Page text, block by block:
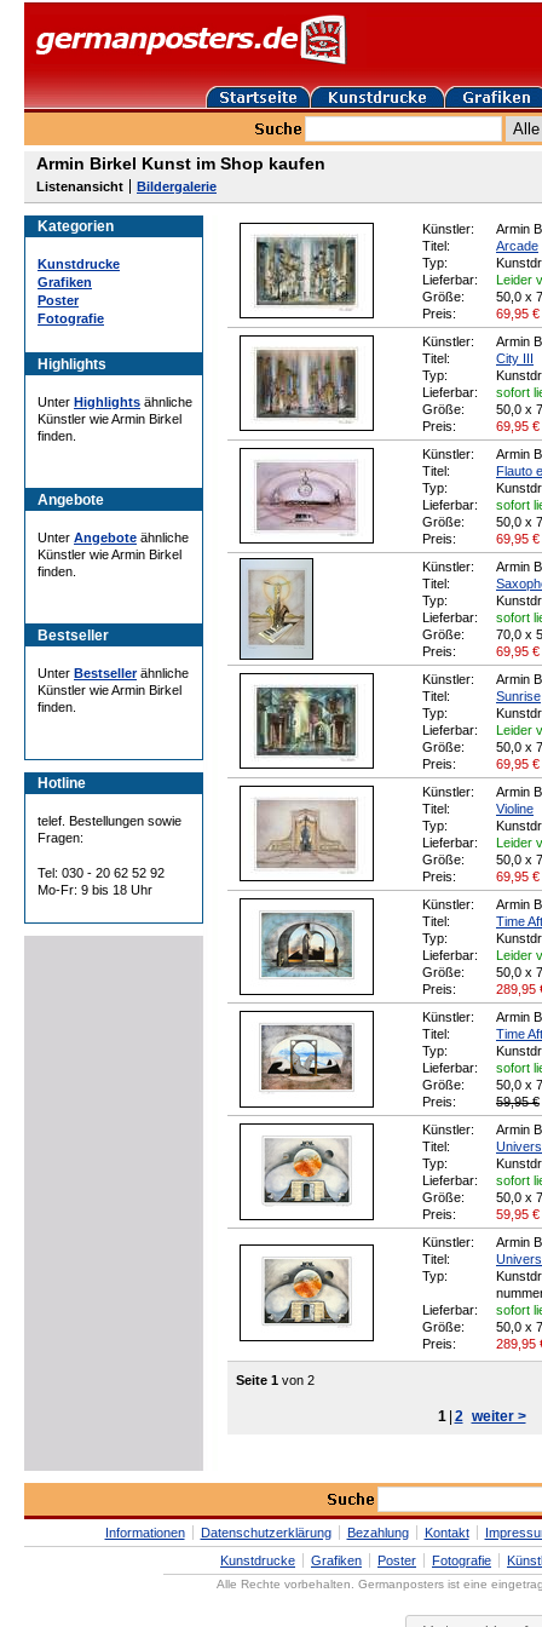
Armin Birkel Kunst im Shop kaufen
Listenansicht Bildergalerie
Kategorien
Kunstdrucke
Grafiken
Poster
Fotografie
Highlights
Unter Highlights ähnliche
Künstler wie Armin Birkel
finden.
Angebote
Unter Angebote ähnliche
Künstler wie Armin Birkel
finden.
Bestseller
Unter Bestsellerähnliche
Künstler wie Armin Birkel
finden.
Hotline
telef. Bestellungen sowie
Fragen:
Tel: 030 - 20 62 52 92
Mo-Fr: 9 bis 18 Uhr
Künstler:
Armin
Titel:
Arcade
Typ:
Lieferbar:
Leider
Größe:
50,0 x
Preis:
69,95 €
Künstler:
Armin
Titel:
City III
Typ:
Lieferbar:
sofort
Größe:
50,0 x
Preis:
69,95 €
Künstler:
Armin
Titel:
Flauto
Typ:
Lieferbar:
sofort
Größe:
50,0 x
Preis:
69,95 €
Künstler:
Armin
Titel:
Typ:
Lieferbar:
sofort
Größe:
70,0 x
Preis:
69,95 €
Künstler:
Armin
Titel:
Sunrise
Typ:
Lieferbar:
Leider
Größe:
50,0 x
Preis:
69,95 €
Künstler:
Armin
Titel:
Violine
Typ:
Lieferbar:
Leider
Größe:
50,0 x
Preis:
69,95 €
Künstler:
Armin
Titel:
Time
Typ:
Lieferbar:
Leider
Größe:
50,0 x
Preis:
289,95
Künstler:
Armin
Titel:
Time
Typ:
Lieferbar:
sofort
Größe:
50,0 x
Preis:
59,95 €
Künstler:
Armin
Titel:
Typ:
Lieferbar:
sofort
Größe:
50,0 x
Preis:
59,95 €
Künstler:
Armin
Titel:
Typ:
Lieferbar:
sofort
Größe:
50,0 x
Preis:
289,95
Seite 1 von 2
1 2 weiter >
Informationen Datenschutzerklärung Bezahlung Kontakt
Kunstdrucke
Grafiken Poster Fotografie
Alle Rechte vorbehalten. Germanposters ist eine